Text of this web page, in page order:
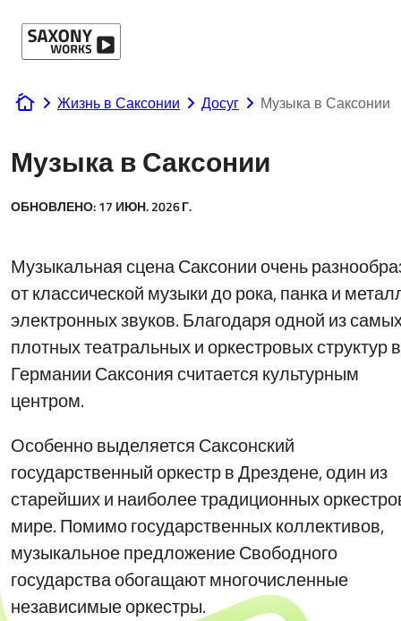
www.saxony-works.com
Жизнь в Саксонии Досуг Музыка в Саксонии
Музыка в Саксонии
ОБНОВЛЕНО:17 ИЮН. 2026 Г.
Музыкальная сцена Саксонии очень
от классической музыки до рока, панка и
электронных звуков. Благодаря одной из
плотных театральных и оркестровых структур в
Германии Саксония считается культурным
центром.
Особенно выделяется Саксонский
государственный оркестр в Дрездене, один из
старейших и наиболее традиционных
мире. Помимо государственных коллективов,
музыкальное предложение Свободного
государства обогащают многочисленные
независимые оркестры.